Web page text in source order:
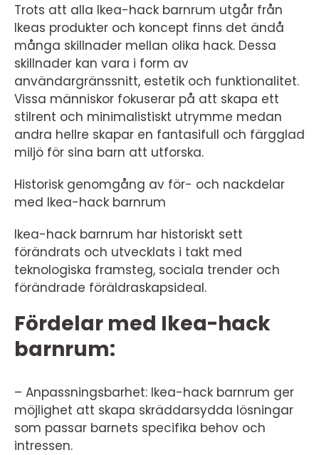
Trots att alla Ikea-hack barnrum utgår från
Ikeas produkter och koncept finns det ändå
många skillnader mellan olika hack. Dessa
skillnader kan vara i form av
användargränssnitt, estetik och funktionalitet.
Vissa människor fokuserar på att skapa ett
stilrent och minimalistiskt utrymme medan
andra hellre skapar en fantasifull och färgglad
miljö för sina barn att utforska.
Historisk genomgång av för- och nackdelar
med Ikea-hack barnrum
Ikea-hack barnrum har historiskt sett
förändrats och utvecklats i takt med
teknologiska framsteg, sociala trender och
förändrade föräldraskapsideal.
Fördelar med Ikea-hack
barnrum:
– Anpassningsbarhet: Ikea-hack barnrum ger
möjlighet att skapa skräddarsydda lösningar
som passar barnets specifika behov och
intressen.